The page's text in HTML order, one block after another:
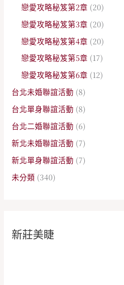
戀愛攻略秘笈第2章 (20)
戀愛攻略秘笈第3章 (20)
戀愛攻略秘笈第4章 (20)
戀愛攻略秘笈第5章 (17)
戀愛攻略秘笈第6章 (12)
台北未婚聯誼活動 (8)
台北單身聯誼活動 (8)
台北二婚聯誼活動 (6)
新北未婚聯誼活動 (7)
新北單身聯誼活動 (7)
未分類 (340)
新莊美睫